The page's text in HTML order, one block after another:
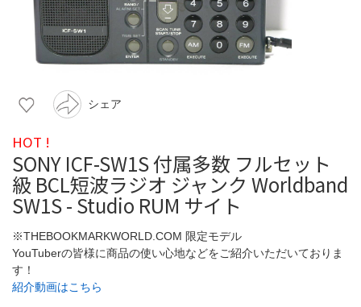
シェア
HOT !
SONY ICF-SW1S 付属多数 フルセット
級 BCL短波ラジオ ジャンク Worldband
SW1S - Studio RUM サイト
※THEBOOKMARKWORLD.COM 限定モデル
YouTuberの皆様に商品の使い心地などをご紹介いただいておりま
す！
紹介動画はこちら